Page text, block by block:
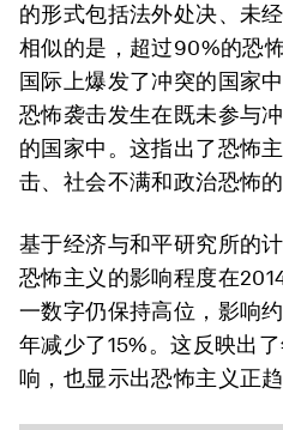
的形式包括法外处决、未
相似的是，超过90%的恐
国际上爆发了冲突的国家
恐怖袭击发生在既未参与
的国家中。这指出了恐怖
击、社会不满和政治恐怖的
基于经济与和平研究所的
恐怖主义的影响程度在
一数字仍保持高位，影响
年减少了15%。这反映出
响，也显示出恐怖主义正趋